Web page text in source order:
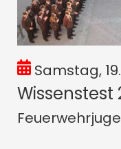
Samstag,
Wissenstest